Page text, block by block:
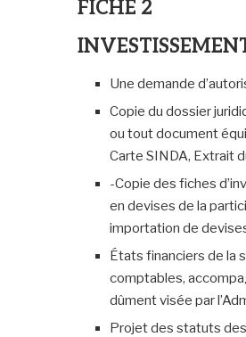
FICHE 2
Une demande
Copie du dossier
ou tout document
Carte SINDA, Extrait
-Copie des fiches
en devises de la
importation de
États financiers de la
comptables,
dûment visée par
Projet des statuts